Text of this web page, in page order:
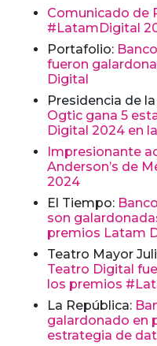
Comunicado de
#LatamDigital
Portafolio:
fueron
Digital
Presidencia de
Ogtic gana 5
Digital 2024 en
Impresionante
Anderson’s de
2024
El Tiempo:
son
premios Latam
Teatro Mayor
Teatro Digital
los premios
La República:
galardonado en
estrategia de